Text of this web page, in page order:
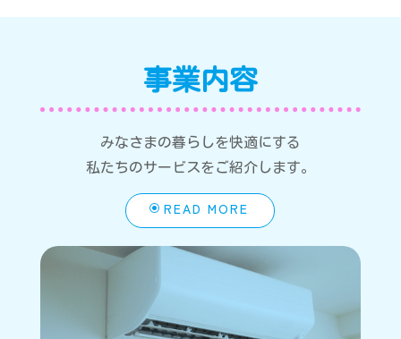
事業内容
みなさまの暮らしを快適にする
私たちのサービスをご紹介します。
READ MORE